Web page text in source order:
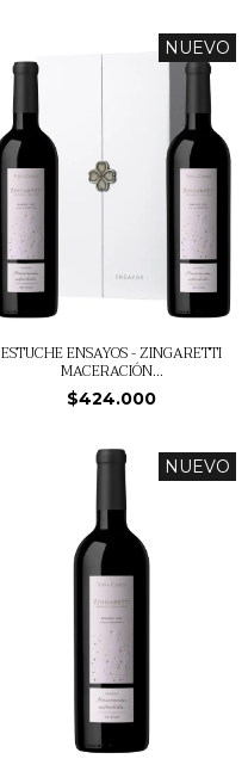
NUEVO
ESTUCHE ENSAYOS - ZINGARETTI
MACERACIÓN...
$424.000
NUEVO